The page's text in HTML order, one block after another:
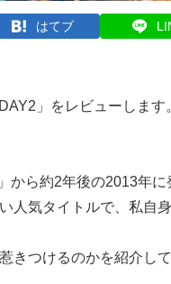
はてブ
」をレビューします
から約2年後の2013年
人気タイトルで、私自
きつけるのかを紹介して